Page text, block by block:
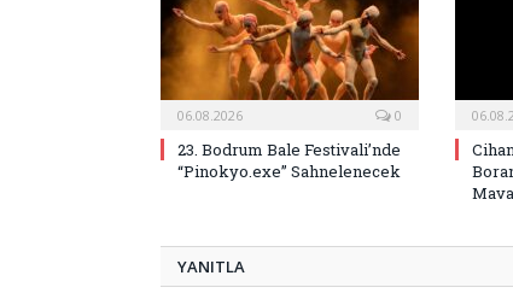
06.08.2026 0
23. Bodrum Bale Festivali’nde
“Pinokyo.exe” Sahnelenecek
YANITLA